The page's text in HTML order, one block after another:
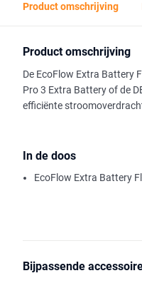
Product omschrijving
Product omschrijving
De EcoFlow Extra Battery
Pro 3 Extra Battery of de
efficiënte
In de doos
EcoFlow Extra Battery
Bijpassende